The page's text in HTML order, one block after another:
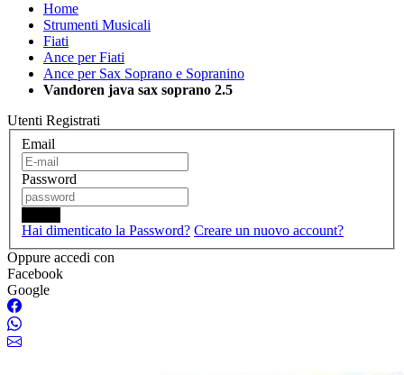
Home
Strumenti Musicali
Fiati
Ance per Fiati
Ance per Sax Soprano e Sopranino
Vandoren java sax soprano 2.5
Utenti Registrati
Email
Password
Hai dimenticato la Password? Creare un nuovo account?
Oppure accedi con
Facebook
Google